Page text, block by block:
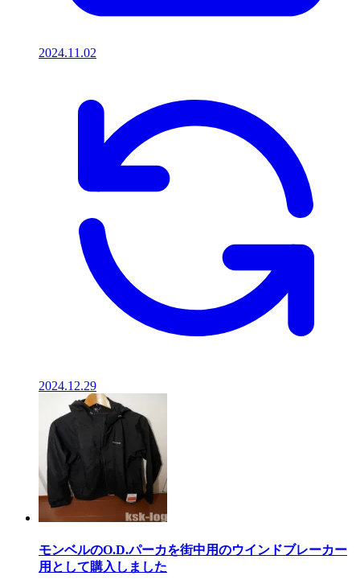
2024.11.02
2024.12.29
モンベルのO.D.パーカを街中用のウインドブレーカー
用として購入しました